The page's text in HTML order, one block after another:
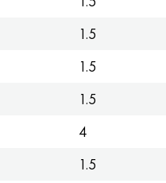
1.5
1.5
1.5
4
1.5